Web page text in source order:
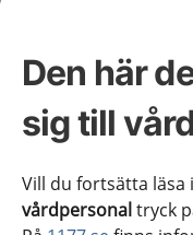
Den här
sig till
Vill du fortsätta
vårdpersonaltryck
Kliniskt